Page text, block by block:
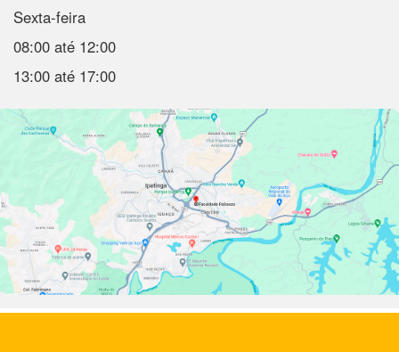
Sexta-feira
08:00 até 12:00
13:00 até 17:00